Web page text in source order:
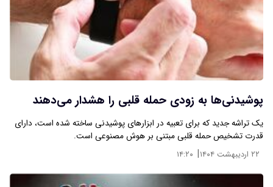
پوشیدنی‌ها به زودی حمله قلبی را هشدار می‌دهند
یک تراشه جدید که برای تعبیه در ابزارهای پوشیدنی ساخته شده است، دارای
قدرت تشخیص حمله قلبی مبتنی بر هوش مصنوعی است.
۲۲ اردیبهشت ۱۴۰۴ | ۱۴:۲۰